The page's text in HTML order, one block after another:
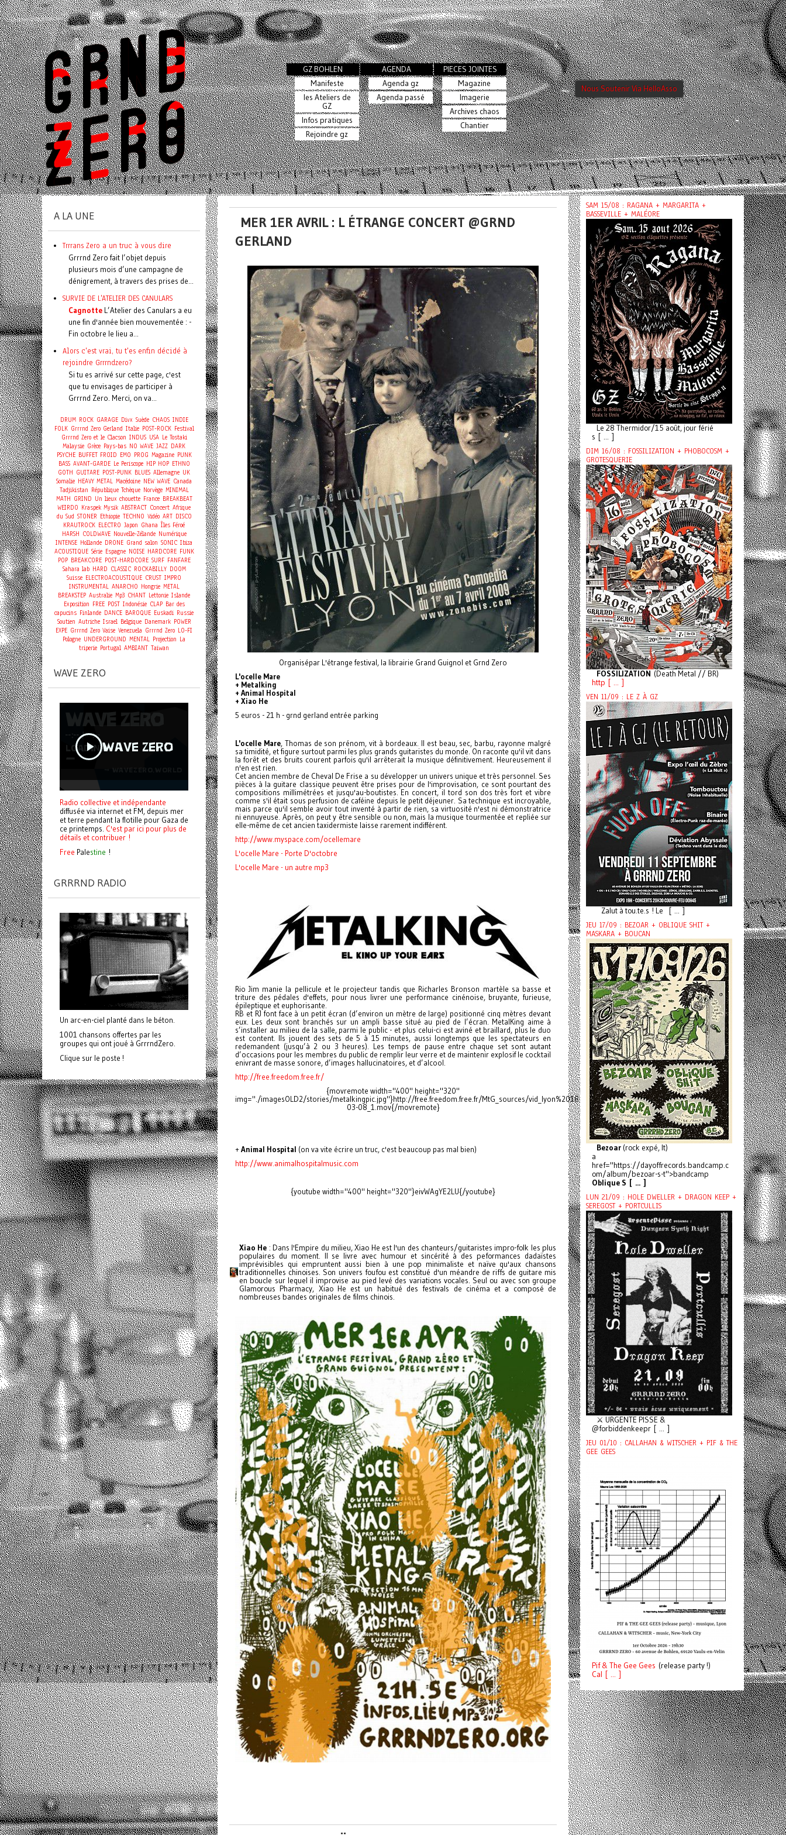
GZ BOHLEN
Manifeste
les Ateliers de
GZ
Infos pratiques
Rejoindre gz
AGENDA
Agenda gz
Agenda passé
PIECES JOINTES
Magazine
Imagerie
Archives chaos
Chantier
Nous Soutenir Via HelloAsso
MER 1ER AVRIL : L ÉTRANGE CONCERT @GRND
GERLAND
Organisépar L'étrange festival, la librairie Grand Guignol et Grnd Zero
L'ocelle Mare
+ Metalking
+ Animal Hospital
+ Xiao He
5 euros - 21 h - grnd gerland entrée parking
L'ocelle Mare, Thomas de son prénom, vit à bordeaux. Il est beau, sec, barbu, rayonne malgré
sa timidité, et figure surtout parmi les plus grands guitaristes du monde. On raconte qu'il vit dans
la forêt et des bruits courent parfois qu'il arrêterait la musique définitivement. Heureusement il
n'en est rien.
Cet ancien membre de Cheval De Frise a su développer un univers unique et très personnel. Ses
pièces à la guitare classique peuvent être prises pour de l'improvisation, ce sont pourtant des
compositions millimétrées et jusqu'au-boutistes. En concert, il tord son dos très fort et vibre
comme s'il était sous perfusion de caféine depuis le petit déjeuner. Sa technique est incroyable,
mais parce qu'il semble avoir tout inventé à partir de rien, sa virtuosité n'est ni démonstratrice
ni ennuyeuse. Après, on peut y être sensible ou non, mais la musique tourmentée et repliée sur
elle-même de cet ancien taxidermiste laisse rarement indifférent.
http://www.myspace.com/ocellemare
L'ocelle Mare - Porte D'octobre
L'ocelle Mare - un autre mp3
Rio Jim manie la pellicule et le projecteur tandis que Richarles Bronson martèle sa basse et
triture des pédales d'effets, pour nous livrer une performance cinénoise, bruyante, furieuse,
épileptique et euphorisante.
RB et RJ font face à un petit écran (d’environ un mètre de large) positionné cinq mètres devant
eux. Les deux sont branchés sur un ampli basse situé au pied de l’écran. MetalKing aime à
s’installer au milieu de la salle, parmi le public - et plus celui-ci est aviné et braillard, plus le duo
est content. Ils jouent des sets de 5 à 15 minutes, aussi longtemps que les spectateurs en
redemandent (jusqu’à 2 ou 3 heures). Les temps de pause entre chaque set sont autant
d’occasions pour les membres du public de remplir leur verre et de maintenir explosif le cocktail
enivrant de masse sonore, d’images hallucinatoires, et d’alcool.
http://free.freedom.free.fr/
{movremote width="400" height="320"
img="./imagesOLD2/stories/metalkingpic.jpg"}http://free.freedom.free.fr/MtG_sources/vid_lyon%2018-
03-08_1.mov{/movremote}
+Animal Hospital (on va vite écrire un truc, c'est beaucoup pas mal bien)
http://www.animalhospitalmusic.com
{youtube width="400" height="320"}eivWAgYE2LU{/youtube}
Xiao He : Dans l'Empire du milieu, Xiao He est l'un des chanteurs/guitaristes impro-folk les plus
populaires du moment. Il se livre avec humour et sincérité à des peformances dadaïstes
imprévisibles qui empruntent aussi bien à une pop minimaliste et naïve qu'aux chansons
traditionnelles chinoises. Son univers foufou est constitué d'un méandre de riffs de guitare mis
en boucle sur lequel il improvise au pied levé des variations vocales. Seul ou avec son groupe
Glamorous Pharmacy, Xiao He est un habitué des festivals de cinéma et a composé de
nombreuses bandes originales de films chinois.
A LA UNE
Trrrans Zero a un truc à vous dire
Grrrnd Zero fait l’objet depuis
plusieurs mois d’une campagne de
dénigrement, à travers des prises de...
SURVIE DE L'ATELIER DES CANULARS
Cagnotte L’Atelier des Canulars a eu
une fin d'année bien mouvementée : -
Fin octobre le lieu a...
Alors c'est vrai, tu t'es enfin décidé à
rejoindre Grrrndzero?
Si tu es arrivé sur cette page, c'est
que tu envisages de participer à
Grrrnd Zero. Merci, on va...
DRUM ROCK GARAGE Divx Suède CHAOS INDIE
FOLK Grrrnd Zero Gerland Italie POST-ROCK Festival
Grrrnd Zero et le Clacson INDUS USA Le Tostaki
Malaysie Grèce Pays-bas NO WAVE JAZZ DARK
PSYCHE BUFFET FROID EMO PROG Magazine PUNK
BASS AVANT-GARDE Le Periscope HIP HOP ETHNO
GOTH GUITARE POST-PUNK BLUES Allemagne UK
Somalie HEAVY METAL Macédoine NEW WAVE Canada
Tadjikistan République Tchèque Norvège MINIMAL
MATH GRIND Un lieux chouette France BREAKBEAT
WEIRDO Kraspek Mysik ABSTRACT Concert Afrique
du Sud STONER Ethiopie TECHNO Vidéo ART DISCO
KRAUTROCK ELECTRO Japon Ghana Îles Féroé
HARSH COLDWAVE Nouvelle-Zélande Numérique
INTENSE Hollande DRONE Grand salon SONIC Ibiza
ACOUSTIQUE Série Espagne NOISE HARDCORE FUNK
POP BREAKCORE POST-HARDCORE SURF FANFARE
Sahara lab HARD CLASSIC ROCKABILLY DOOM
Suisse ELECTROACOUSTIQUE CRUST IMPRO
INSTRUMENTAL ANARCHO Hongrie METAL
BREAKSTEP Australie Mp3 CHANT Lettonie Islande
Exposition FREE POST Indonésie CLAP Bar des
capucins Finlande DANCE BAROQUE Euskadi Russie
Soutien Autriche Israel Belgique Danemark POWER
EXPE Grrrnd Zero Vaise Venezuela Grrrnd Zero LO-FI
Pologne UNDERGROUND MENTAL Projection La
triperie Portugal AMBIANT Taiwan
WAVE ZERO
Radio collective et indépendante
diffusée via internet et FM, depuis mer
et terre pendant la flotille pour Gaza de
ce printemps. C'est par ici pour plus de
détails et contribuer !
Free Palestine !
GRRRND RADIO
Un arc-en-ciel planté dans le béton.
1001 chansons offertes par les
groupes qui ont joué à GrrrndZero.
Clique sur le poste !
SAM 15/08 : RAGANA + MARGARITA +
BASSEVILLE + MALÉORE
Le 28 Thermidor/15 août, jour férié
s [ ... ]
DIM 16/08 : FOSSILIZATION + PHOBOCOSM +
GROTESQUERIE
FOSSILIZATION (Death Metal // BR)
http [ ... ]
VEN 11/09 : LE Z À GZ
Zalut à tou.te.s ! Le [ ... ]
JEU 17/09 : BEZOAR + OBLIQUE SHIT +
MASKARA + BOUCAN
Bezoar (rock expé, It)
a
href="https://dayoffrecords.bandcamp.c
om/album/bezoar-s-t">bandcamp
Oblique S [ ... ]
LUN 21/09 : HOLE DWELLER + DRAGON KEEP +
SEREGOST + PORTCULLIS
⚔️ URGENTE PISSE &
@forbiddenkeepr [ ... ]
JEU 01/10 : CALLAHAN & WITSCHER + PIF & THE
GEE GEES
Pif& The Gee Gees (release party !)
Cal [ ... ]